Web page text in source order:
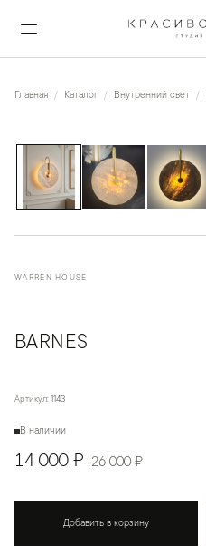
Главная Каталог Внутренний свет
WARREN HOUSE
BARNES
Артикул: 1143
В наличии
14 000 ₽ 26 000 ₽
Добавить в корзину